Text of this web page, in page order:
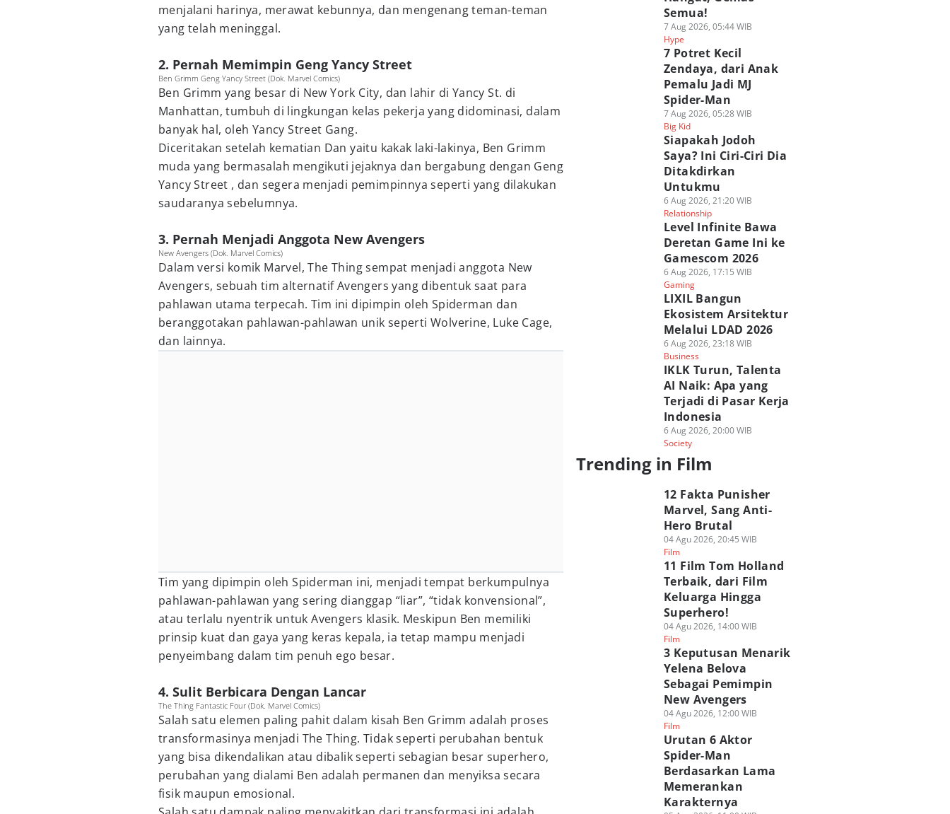
menjalani harinya, merawat kebunnya, dan mengenang teman-teman
yang telah meninggal.
2. Pernah Memimpin Geng Yancy Street
Ben Grimm Geng Yancy Street (Dok. Marvel Comics)
Ben Grimm yang besar di New York City, dan lahir di Yancy St. di
Manhattan, tumbuh di lingkungan kelas pekerja yang didominasi, dalam
banyak hal, oleh Yancy Street Gang.
Diceritakan setelah kematian Dan yaitu kakak laki-lakinya, Ben Grimm
muda yang bermasalah mengikuti jejaknya dan bergabung dengan Geng
Yancy Street , dan segera menjadi pemimpinnya seperti yang dilakukan
saudaranya sebelumnya.
3. Pernah Menjadi Anggota New Avengers
New Avengers (Dok. Marvel Comics)
Dalam versi komik Marvel, The Thing sempat menjadi anggota New
Avengers, sebuah tim alternatif Avengers yang dibentuk saat para
pahlawan utama terpecah. Tim ini dipimpin oleh Spiderman dan
beranggotakan pahlawan-pahlawan unik seperti Wolverine, Luke Cage,
dan lainnya.
Tim yang dipimpin oleh Spiderman ini, menjadi tempat berkumpulnya
pahlawan-pahlawan yang sering dianggap “liar”, “tidak konvensional”,
atau terlalu nyentrik untuk Avengers klasik. Meskipun Ben memiliki
prinsip kuat dan gaya yang keras kepala, ia tetap mampu menjadi
penyeimbang dalam tim penuh ego besar.
4. Sulit Berbicara Dengan Lancar
The Thing Fantastic Four (Dok. Marvel Comics)
Salah satu elemen paling pahit dalam kisah Ben Grimm adalah proses
transformasinya menjadi The Thing. Tidak seperti perubahan bentuk
yang bisa dikendalikan atau dibalik seperti sebagian besar superhero,
perubahan yang dialami Ben adalah permanen dan menyiksa secara
fisik maupun emosional.
Semua!
7 Aug 2026, 05:44 WIB
Hype
7 Potret Kecil
Zendaya, dari Anak
Pemalu Jadi MJ
Spider-Man
7 Aug 2026, 05:28 WIB
Big Kid
Siapakah Jodoh
Saya? Ini Ciri-Ciri Dia
Ditakdirkan
Untukmu
6 Aug 2026, 21:20 WIB
Relationship
Level Infinite Bawa
Deretan Game Ini ke
Gamescom 2026
6 Aug 2026, 17:15 WIB
Gaming
LIXIL Bangun
Ekosistem Arsitektur
Melalui LDAD 2026
6 Aug 2026, 23:18 WIB
Business
IKLK Turun, Talenta
AI Naik: Apa yang
Terjadi di Pasar Kerja
Indonesia
6 Aug 2026, 20:00 WIB
Society
Trending in Film
12 Fakta Punisher
Marvel, Sang Anti-
Hero Brutal
04 Agu 2026, 20:45 WIB
Film
11 Film Tom Holland
Terbaik, dari Film
Keluarga Hingga
Superhero!
04 Agu 2026, 14:00 WIB
Film
3 Keputusan Menarik
Yelena Belova
Sebagai Pemimpin
New Avengers
04 Agu 2026, 12:00 WIB
Film
Urutan 6 Aktor
Spider-Man
Berdasarkan Lama
Memerankan
Karakternya